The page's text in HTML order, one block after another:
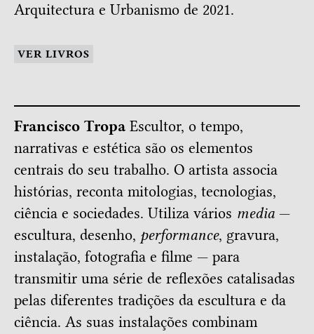
Arquitectura e Urbanismo de 2021.
VER LIVROS
Francisco Tropa Escultor, o tempo,
narrativas e estética são os elementos
centrais do seu trabalho. O artista associa
histórias, reconta mitologias, tecnologias,
ciência e sociedades. Utiliza vários media —
escultura, desenho, performance, gravura,
instalação, fotografia e filme — para
transmitir uma série de reflexões catalisadas
pelas diferentes tradições da escultura e da
ciência. As suas instalações combinam